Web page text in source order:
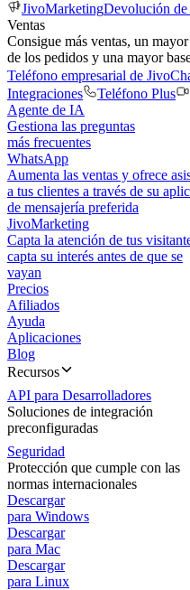
JivoMarketingDevolución de
Ventas
Consigue más ventas, un
de los pedidos y una mayor
Teléfono empresarial de
Integraciones
Teléfono Plus
Agente de IA
Gestiona las preguntas
más frecuentes
WhatsApp
Aumenta las ventas y ofrece
a tus clientes a través de su
de mensajería preferida
JivoMarketing
Capta la atención de tus
capta su interés antes de que se
vayan
Precios
Afiliados
Ayuda
Aplicaciones
Blog
Recursos
API para Desarrolladores
Soluciones de integración
preconfiguradas
Seguridad
Protección que cumple con las
normas internacionales
Descargar
para Windows
Descargar
para Mac
Descargar
para Linux